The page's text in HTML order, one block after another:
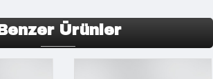
Benzer Ürünler